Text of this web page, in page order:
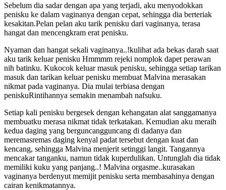
Sebelum dia sadar dengan apa yang terjadi, aku menyodokkan
penisku ke dalam vaginanya dengan cepat, sehingga dia berteriak
kesakitan.Pelan pelan aku tarik penisku dari vaginanya, terasa
hangat dan mencengkram erat penisku.
Nyaman dan hangat sekali vaginanya..!kulihat ada bekas darah saat
aku tarik keluar penisku Hmmmm rejeki nomplok dapet perawan
nih batinku. Kukocok keluar masuk penisku, sehingga setiap tarikan
masuk dan tarikan keluar penisku membuat Malvina merasakan
nikmat pada vaginanya. Dia mulai terbiasa dengan
peniskuRintihannya semakin menambah nafsuku.
Setiap kali penisku bergesek dengan kehangatan alat sanggamanya
membuatku merasa nikmat tidak terkatakan. Kemudian aku meraih
kedua daging yang berguncangguncang di dadanya dan
meremasremas daging kenyal padat tersebut dengan kuat dan
kencang, sehingga Malvina menjerit setinggi langit. Tangannya
mencakar tanganku, namun tidak kuperdulikan. Untunglah dia tidak
memiliki kuku yang panjang..! Malvina orgasme..kurasakan
vaginanya berdenyut memijit penisku serta membasahinya dengan
cairan kenikmatannya.